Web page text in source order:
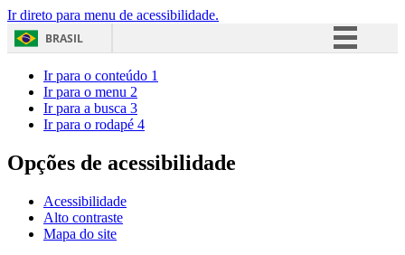
Ir direto para menu de acessibilidade.
BRASIL
Acesso à informação
Ir para o conteúdo 1
Ir para o menu 2
Ir para a busca 3
Ir para o rodapé 4
Opções de acessibilidade
Acessibilidade
Alto contraste
Mapa do site